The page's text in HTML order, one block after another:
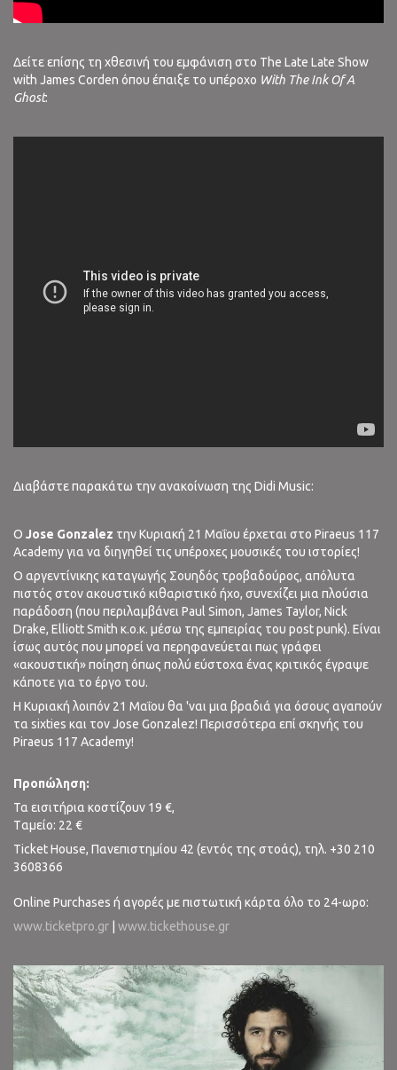
Δείτε επίσης τη χθεσινή του εμφάνιση στο The Late Late Show
with James Corden όπου έπαιξε το υπέροχο With The Ink Of A
Ghost:
Διαβάστε παρακάτω την ανακοίνωση της Didi Music:
O Jose Gonzalez την Κυριακή 21 Μαΐου έρχεται στο Piraeus 117
Academy για να διηγηθεί τις υπέροχες μουσικές του ιστορίες!
Ο αργεντίνικης καταγωγής Σουηδός τροβαδούρος, απόλυτα
πιστός στον ακουστικό κιθαριστικό ήχο, συνεχίζει μια πλούσια
παράδοση (που περιλαμβάνει Paul Simon, James Taylor, Nick
Drake, Elliott Smith κ.ο.κ. μέσω της εμπειρίας του post punk). Είναι
ίσως αυτός που μπορεί να περηφανεύεται πως γράφει
«ακουστική» ποίηση όπως πολύ εύστοχα ένας κριτικός έγραψε
κάποτε για το έργο του.
Η Κυριακή λοιπόν 21 Μαΐου θα 'ναι μια βραδιά για όσους αγαπούν
τα sixties και τον Jose Gonzalez! Περισσότερα επί σκηνής του
Piraeus 117 Academy!
Προπώληση:
Τα εισιτήρια κοστίζουν 19 €,
Tαμείο: 22 €
Ticket House, Πανεπιστημίου 42 (εντός της στοάς), τηλ. +30 210
3608366
Online Purchases ή αγορές με πιστωτική κάρτα όλο το 24-ωρο:
www.ticketpro.gr
www.tickethouse.gr